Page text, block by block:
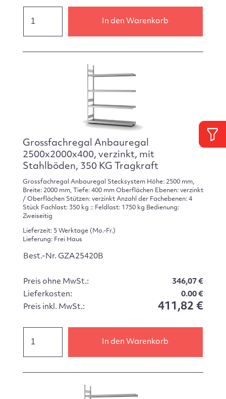
In den Warenkorb
Grossfachregal Anbauregal
2500x2000x400, verzinkt, mit
Stahlböden, 350 KG Tragkraft
Grossfachregal Anbauregal Stecksystem Höhe: 2500 mm,
Breite: 2000 mm, Tiefe: 400 mm Oberflächen Ebenen: verzinkt
/ Oberflächen Stützen: verzinkt Anzahl der Fachebenen: 4
Stück Fachlast: 350 kg :: Feldlast: 1750 kg Bedienung:
Zweiseitig
Lieferzeit: 5 Werktage (Mo.-Fr.)
Lieferung: Frei Haus
Best.-Nr. GZA25420B
Preis ohne MwSt.:
346,07 €
Lieferkosten:
0.00 €
Preis inkl. MwSt.:
411,82 €
In den Warenkorb